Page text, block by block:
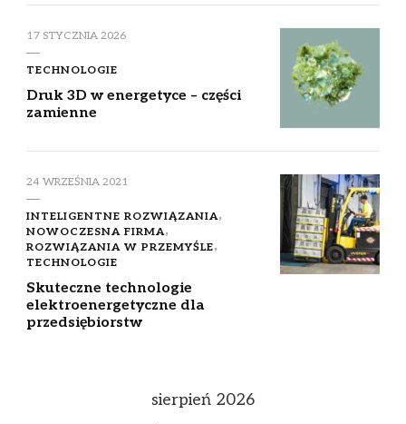
17 STYCZNIA 2026
TECHNOLOGIE
Druk 3D w energetyce – części
zamienne
24 WRZEŚNIA 2021
INTELIGENTNE ROZWIĄZANIA
NOWOCZESNA FIRMA
ROZWIĄZANIA W PRZEMYŚLE
TECHNOLOGIE
Skuteczne technologie
elektroenergetyczne dla
przedsiębiorstw
sierpień 2026